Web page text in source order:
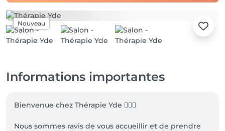
Nouveau
Informations importantes
Bienvenue chez Thérapie Yde 💆‍♀️✨
Nous sommes ravis de vous accueillir et de prendre